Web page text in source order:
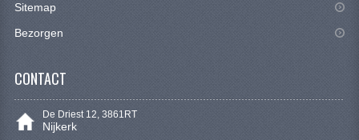
REM SYSTEEM
Sitemap
Bezorgen
CONTACT
De Driest 12, 3861RT
Nijkerk